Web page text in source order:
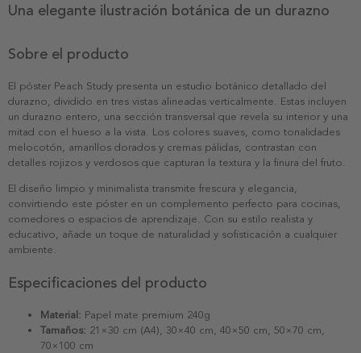
Una elegante ilustración botánica de un durazno
Sobre el producto
El póster Peach Study presenta un estudio botánico detallado del
durazno, dividido en tres vistas alineadas verticalmente. Estas incluyen
un durazno entero, una sección transversal que revela su interior y una
mitad con el hueso a la vista. Los colores suaves, como tonalidades
melocotón, amarillos dorados y cremas pálidas, contrastan con
detalles rojizos y verdosos que capturan la textura y la finura del fruto.
El diseño limpio y minimalista transmite frescura y elegancia,
convirtiendo este póster en un complemento perfecto para cocinas,
comedores o espacios de aprendizaje. Con su estilo realista y
educativo, añade un toque de naturalidad y sofisticación a cualquier
ambiente.
Especificaciones del producto
Material: Papel mate premium 240g
Tamaños: 21×30 cm (A4), 30×40 cm, 40×50 cm, 50×70 cm,
70×100 cm